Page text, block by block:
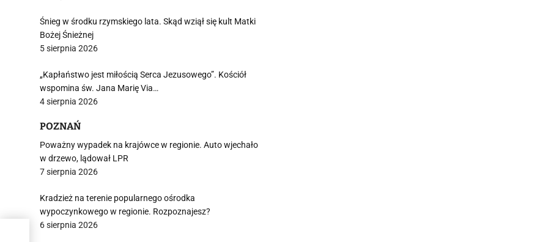
Śnieg w środku rzymskiego lata. Skąd wziął się kult Matki
Bożej Śnieżnej
5 sierpnia 2026
„Kapłaństwo jest miłością Serca Jezusowego”. Kościół
wspomina św. Jana Marię Via…
4 sierpnia 2026
POZNAŃ
Poważny wypadek na krajówce w regionie. Auto wjechało
w drzewo, lądował LPR
7 sierpnia 2026
Kradzież na terenie popularnego ośrodka
wypoczynkowego w regionie. Rozpoznajesz?
6 sierpnia 2026